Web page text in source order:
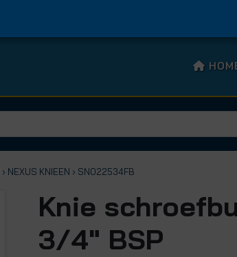
› NEXUS KNIEEN › SN022534FB
Knie
3/4" BSP